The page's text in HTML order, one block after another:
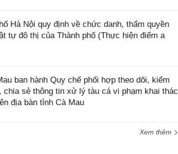
Hà Nội quy định về chức danh, thẩm quyền
tự đô thị của Thành phố (Thực hiện điểm a
ban hành Quy chế phối hợp theo dõi, kiểm
sẻ thông tin xử lý tàu cá vi phạm khai thác
địa bàn tỉnh Cà Mau
Xem thêm